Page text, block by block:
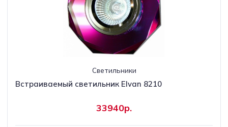
Светильники
Встраиваемый светильник Elvan 8210
33940р.